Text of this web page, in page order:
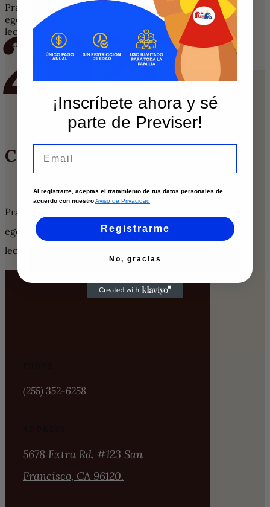
2020
Praesent sapien massa, convallis a pellentesque nec,
egestas non nisi. Proin eget tortor risus. Sed porttitor
lectus nibh. Lorem ipsum dolor sit amet, consectetur
adipiscing elit.
COME VISIT US
Plan Your Visit
Praesent sapien massa, convallis a pellentesque nec,
egestas non nisi. Proin eget tortor risus. Sed porttitor
lectus nibh. Lorem ipsum dolor sit amet
(255) 352-6258
5678 Extra Rd. #123 San
Francisco, CA 96120.
¡Inscríbete ahora y sé
parte de Previser!
Al registrarte, aceptas el tratamiento de tus datos personales de
acuerdo con nuestroAviso de Privacidad
Registrarme
No, gracias